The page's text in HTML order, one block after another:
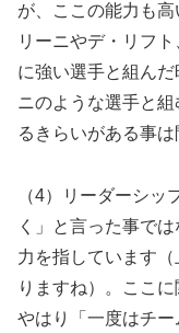
が、ここの能力も
リーニやデ・リフ
に強い選手と組ん
ニのような選手と
るきらいがある事は
（4）リーダーシッ
く」と言った事で
力を指しています
りますね）。ここ
やはり「一度はチー